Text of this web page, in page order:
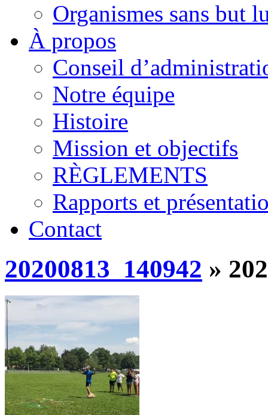
Organismes sans but
À propos
Conseil
Notre équipe
Histoire
Mission et objectifs
RÈGLEMENTS
Rapports et
Contact
20200813_140942 »